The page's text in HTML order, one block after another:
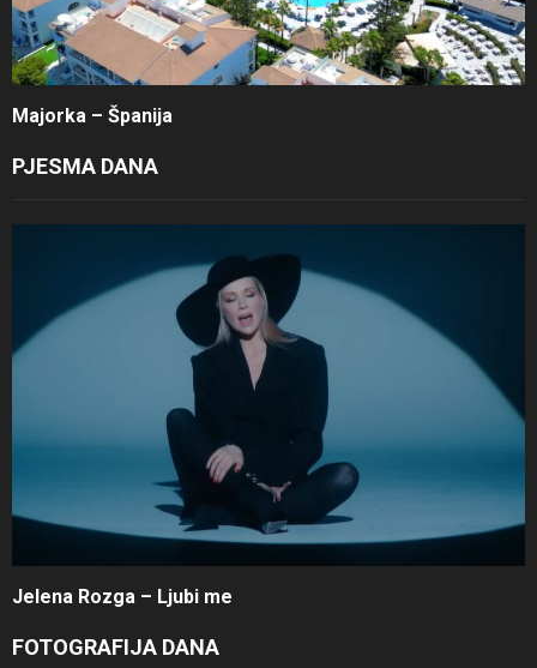
Majorka – Španija
PJESMA DANA
Jelena Rozga – Ljubi me
FOTOGRAFIJA DANA